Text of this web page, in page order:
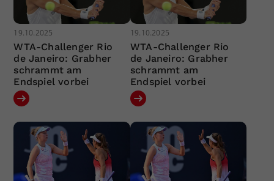
19.10.2025
WTA-Challenger Rio
de Janeiro: Grabher
schrammt am
Endspiel vorbei
19.10.2025
WTA-Challenger Rio
de Janeiro: Grabher
schrammt am
Endspiel vorbei